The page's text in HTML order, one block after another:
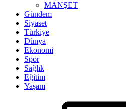
MANŞET
Gündem
Siyaset
Türkiye
Dünya
Ekonomi
Spor
Sağlık
Eğitim
Yaşam